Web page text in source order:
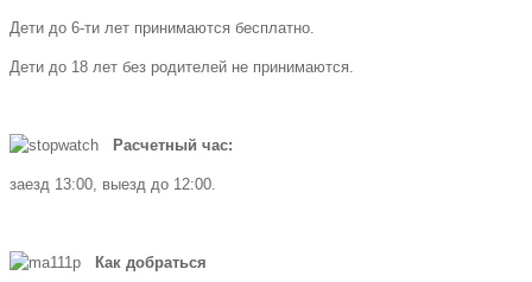
Дети до 6-ти лет принимаются бесплатно.
Дети до 18 лет без родителей не принимаются.
Расчетный час:
заезд 13:00, выезд до 12:00.
Как добраться